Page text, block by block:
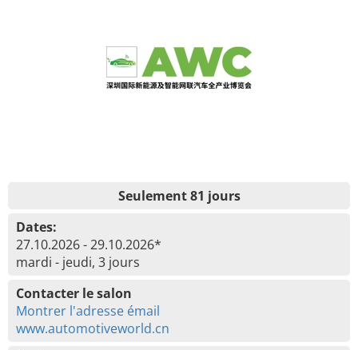
Seulement 81 jours
Dates:
27.10.2026 - 29.10.2026*
mardi - jeudi, 3 jours
Contacter le salon
Montrer l'adresse émail
www.automotiveworld.cn